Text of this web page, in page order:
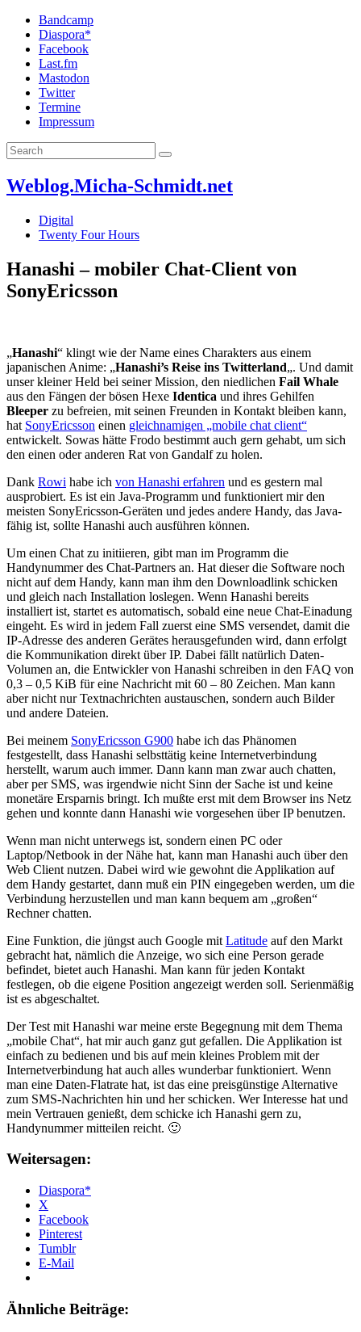
Bandcamp
Diaspora*
Facebook
Last.fm
Mastodon
Twitter
Termine
Impressum
Weblog.Micha-Schmidt.net
Digital
Twenty Four Hours
Hanashi – mobiler Chat-Client von
SonyEricsson
„Hanashi“ klingt wie der Name eines Charakters aus einem
japanischen Anime: „Hanashi’s Reise ins Twitterland„. Und damit
unser kleiner Held bei seiner Mission, den niedlichen Fail Whale
aus den Fängen der bösen Hexe Identica und ihres Gehilfen
Bleeper zu befreien, mit seinen Freunden in Kontakt bleiben kann,
hat SonyEricsson einen gleichnamigen „mobile chat client“
entwickelt. Sowas hätte Frodo bestimmt auch gern gehabt, um sich
den einen oder anderen Rat von Gandalf zu holen.
Dank Rowi habe ich von Hanashi erfahren und es gestern mal
ausprobiert. Es ist ein Java-Programm und funktioniert mir den
meisten SonyEricsson-Geräten und jedes andere Handy, das Java-
fähig ist, sollte Hanashi auch ausführen können.
Um einen Chat zu initiieren, gibt man im Programm die
Handynummer des Chat-Partners an. Hat dieser die Software noch
nicht auf dem Handy, kann man ihm den Downloadlink schicken
und gleich nach Installation loslegen. Wenn Hanashi bereits
installiert ist, startet es automatisch, sobald eine neue Chat-Einadung
eingeht. Es wird in jedem Fall zuerst eine SMS versendet, damit die
IP-Adresse des anderen Gerätes herausgefunden wird, dann erfolgt
die Kommunikation direkt über IP. Dabei fällt natürlich Daten-
Volumen an, die Entwickler von Hanashi schreiben in den FAQ von
0,3 – 0,5 KiB für eine Nachricht mit 60 – 80 Zeichen. Man kann
aber nicht nur Textnachrichten austauschen, sondern auch Bilder
und andere Dateien.
Bei meinem SonyEricsson G900 habe ich das Phänomen
festgestellt, dass Hanashi selbsttätig keine Internetverbindung
herstellt, warum auch immer. Dann kann man zwar auch chatten,
aber per SMS, was irgendwie nicht Sinn der Sache ist und keine
monetäre Ersparnis bringt. Ich mußte erst mit dem Browser ins Netz
gehen und konnte dann Hanashi wie vorgesehen über IP benutzen.
Wenn man nicht unterwegs ist, sondern einen PC oder
Laptop/Netbook in der Nähe hat, kann man Hanashi auch über den
Web Client nutzen. Dabei wird wie gewohnt die Applikation auf
dem Handy gestartet, dann muß ein PIN eingegeben werden, um die
Verbindung herzustellen und man kann bequem am „großen“
Rechner chatten.
Eine Funktion, die jüngst auch Google mit Latitude auf den Markt
gebracht hat, nämlich die Anzeige, wo sich eine Person gerade
befindet, bietet auch Hanashi. Man kann für jeden Kontakt
festlegen, ob die eigene Position angezeigt werden soll. Serienmäßig
ist es abgeschaltet.
Der Test mit Hanashi war meine erste Begegnung mit dem Thema
„mobile Chat“, hat mir auch ganz gut gefallen. Die Applikation ist
einfach zu bedienen und bis auf mein kleines Problem mit der
Internetverbindung hat auch alles wunderbar funktioniert. Wenn
man eine Daten-Flatrate hat, ist das eine preisgünstige Alternative
zum SMS-Nachrichten hin und her schicken. Wer Interesse hat und
mein Vertrauen genießt, dem schicke ich Hanashi gern zu,
Handynummer mitteilen reicht. 🙂
Weitersagen:
Diaspora*
X
Facebook
Pinterest
Tumblr
E-Mail
Ähnliche Beiträge: